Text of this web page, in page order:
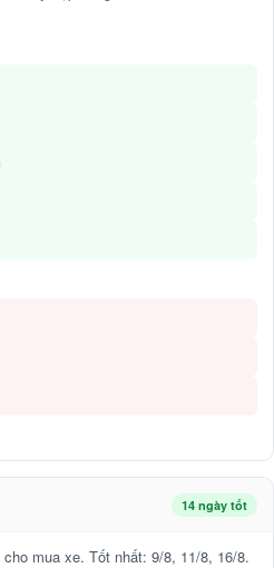
14 ngày tốt
mua xe. Tốt nhất: 9/8, 11/8, 16/8.